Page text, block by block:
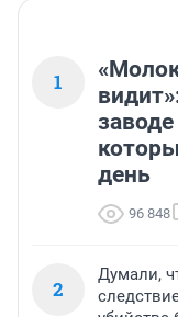
1
день
96 848
2
Думали,